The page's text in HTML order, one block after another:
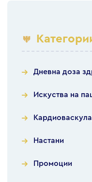
Дневна доза
Искуства на
Настани
Промоции